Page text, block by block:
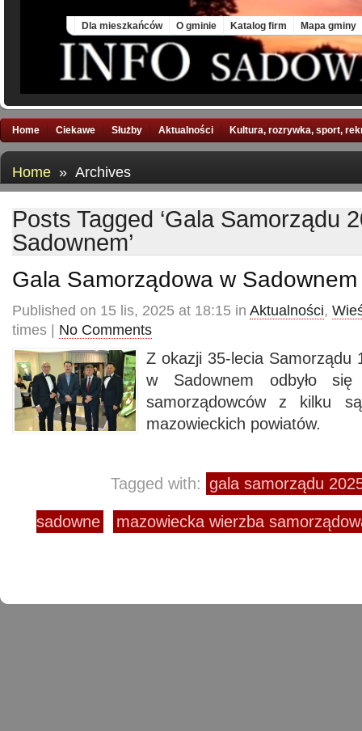
Dla mieszkańców O gminie Katalog firm Mapa gminy
Home Ciekawe Służby Aktualności Kultura, rozrywka, sport,
Home » Archives
Posts Tagged ‘Gala Samorządu
Sadownem’
Gala Samorządowa w Sadownem
Published on 15 lis, 2025 at 18:15 in Aktualności,
times | No Comments
Z okazji 35-lecia Samorządu
w Sadownem odbyło się
samorządowców z kilku
mazowieckich powiatów.
Tagged with: gala samorządu
sadowne mazowiecka wierzba